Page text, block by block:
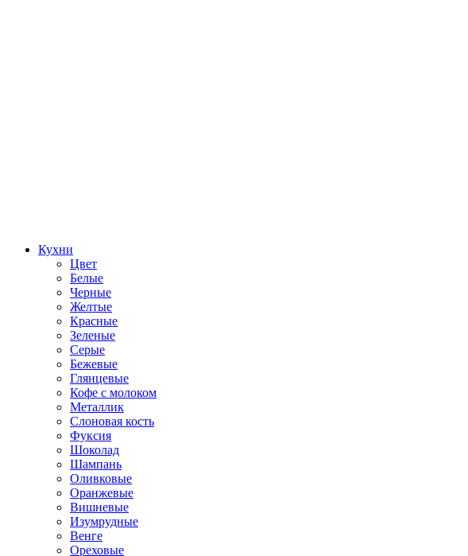
Кухни
Цвет
Белые
Черные
Желтые
Красные
Зеленые
Серые
Бежевые
Глянцевые
Кофе с молоком
Металлик
Слоновая кость
Фуксия
Шоколад
Шампань
Оливковые
Оранжевые
Вишневые
Изумрудные
Венге
Ореховые